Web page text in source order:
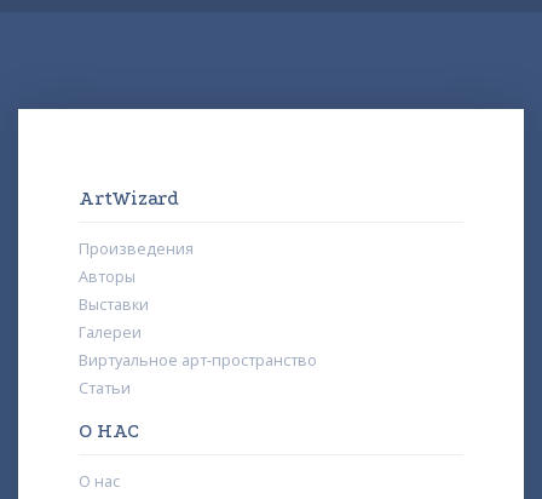
ArtWizard
Произведения
Авторы
Выставки
Галереи
Виртуальное арт-пространство
Статьи
О НАС
О нас